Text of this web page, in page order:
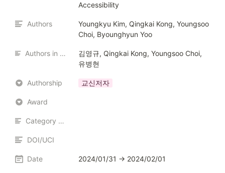
Accessibility
Authors
Youngkyu Kim, Qingkai Kong, Youngsoo
Choi, Byounghyun Yoo
Authors in Korean
김영규, Qingkai Kong, Youngsoo Choi,
유병현
Authorship 교신저자
Award
Category Name
DOI/UCI
Date 2024/01/31 → 2024/02/01